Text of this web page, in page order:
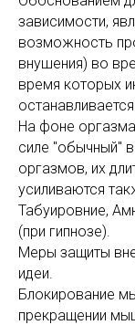
зависимости,
возможность
внушения) во
время которых
На фоне
силе "обычный"
оргазмов, их
усиливаются
Табуировние,
(при гипнозе).
Меры защиты
идеи.
Блокирование
прекращении